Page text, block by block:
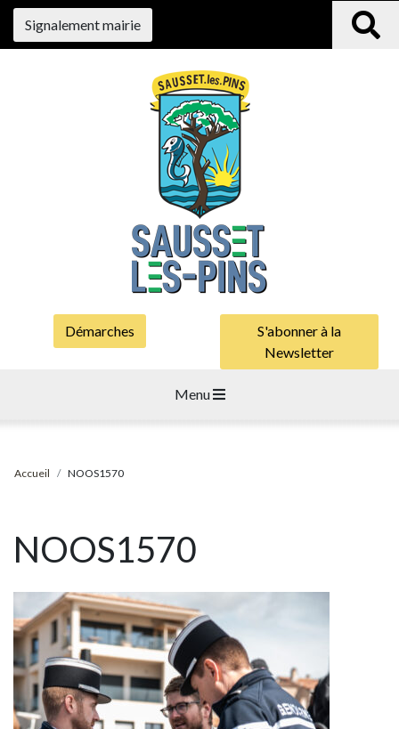
Signalement mairie
Démarches
S'abonner à la
Newsletter
Menu
Accueil NOOS1570
NOOS1570